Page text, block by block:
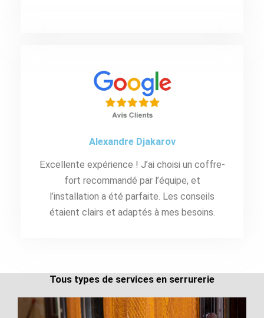
Alexandre Djakarov
Excellente expérience ! J’ai choisi un coffre-
fort recommandé par l’équipe, et
l’installation a été parfaite. Les conseils
étaient clairs et adaptés à mes besoins.
Tous types de services en serrurerie